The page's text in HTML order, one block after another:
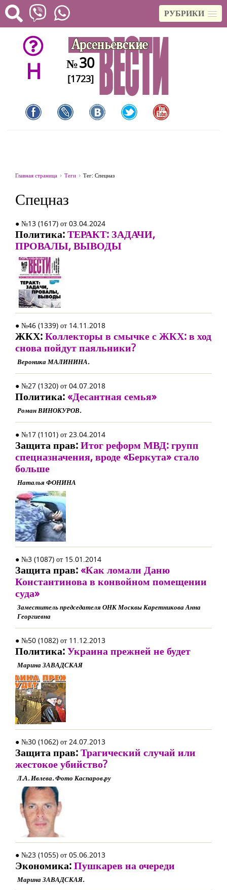
РУБРИКИ
H №30
[1723]
Главная страница Теги Тег: Спецназ
Спецназ
● №13 (1617) от 03.04.2024
Политика:ТЕРАКТ: ЗАДАЧИ,
ПРОВАЛЫ, ВЫВОДЫ
● №46 (1339) от 14.11.2018
ЖКХ:Коллекторы в смычке с ЖКХ: в ход
снова пойдут паяльники?
Вероника МАЛИНИНА.
● №27 (1320) от 04.07.2018
Политика:«Десантная семья»
Роман ВИНОКУРОВ.
● №17 (1101) от 23.04.2014
Защита прав:Итог реформ МВД: групп
спецназначения, вроде «Беркута» стало
больше
Наталья ФОНИНА
● №3 (1087) от 15.01.2014
Защита прав:«Как ломали Даню
Константинова в конвойном помещении
суда»
Заместитель председателя ОНК Москвы Каретникова Анна
Георгиевна
● №50 (1082) от 11.12.2013
Политика:Украина прежней не будет
Марина ЗАВАДСКАЯ
● №30 (1062) от 24.07.2013
Защита прав:Трагический случай или
жестокое убийство?
Л.А. Ивлева. Фото Каспаров.ру
● №23 (1055) от 05.06.2013
Экономика:Пушкарев на очереди
Марина ЗАВАДСКАЯ.